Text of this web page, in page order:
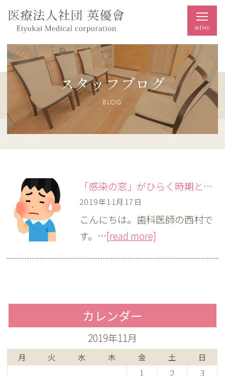
スタッフブログ
BLOG
「感染の窓」がひらく時期とは。
2019年11月17日
こんにちは。歯科医師の西村で
す。…[read more]
カレンダー
2019年11月
月 火 水 木 金 土 日
1 2
3